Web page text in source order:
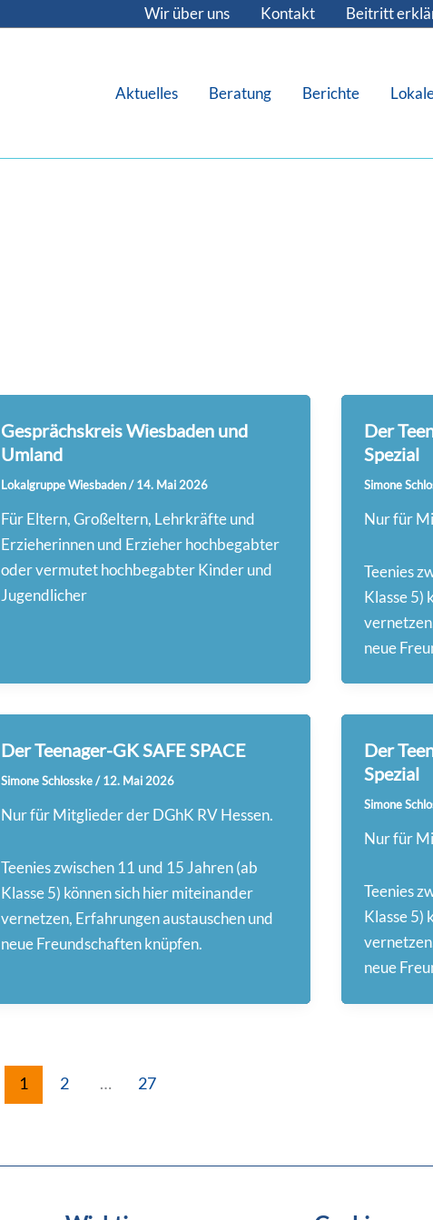
Wir über uns Kontakt Beitritt
Aktuelles Beratung Berichte
Gesprächskreis Wiesbaden und
Umland
Lokalgruppe Wiesbaden/14. Mai 2026
Für Eltern, Großeltern, Lehrkräfte und
Erzieherinnen und Erzieher hochbegabter
oder vermutet hochbegabter Kinder und
Jugendlicher
Der
Spezial
Simone
Nur für
Teenies
Klasse 5)
neue
Der Teenager-GK SAFE SPACE
Simone Schlosske/12. Mai 2026
Nur für Mitglieder der DGhK RV Hessen.
Teenies zwischen 11 und 15 Jahren (ab
Klasse 5) können sich hier miteinander
vernetzen, Erfahrungen austauschen und
neue Freundschaften knüpfen.
Der
Spezial
Simone
Nur für
Teenies
Klasse 5)
neue
1 2 … 27